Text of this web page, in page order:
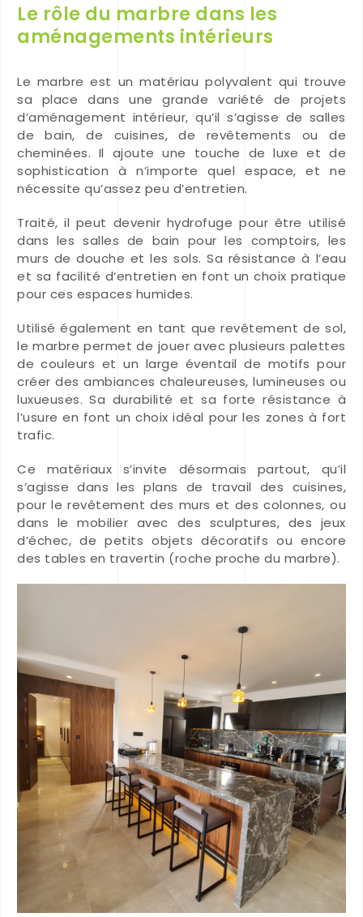
Le rôle du marbre dans les
aménagements intérieurs
Le marbre est un matériau polyvalent qui trouve
sa place dans une grande variété de projets
d’aménagement intérieur, qu’il s’agisse de salles
de bain, de cuisines, de revêtements ou de
cheminées. Il ajoute une touche de luxe et de
sophistication à n’importe quel espace, et ne
nécessite qu’assez peu d’entretien.
Traité, il peut devenir hydrofuge pour être utilisé
dans les salles de bain pour les comptoirs, les
murs de douche et les sols. Sa résistance à l’eau
et sa facilité d’entretien en font un choix pratique
pour ces espaces humides.
Utilisé également en tant que revêtement de sol,
le marbre permet de jouer avec plusieurs palettes
de couleurs et un large éventail de motifs pour
créer des ambiances chaleureuses, lumineuses ou
luxueuses. Sa durabilité et sa forte résistance à
l’usure en font un choix idéal pour les zones à fort
trafic.
Ce matériaux s’invite désormais partout, qu’il
s’agisse dans les plans de travail des cuisines,
pour le revêtement des murs et des colonnes, ou
dans le mobilier avec des sculptures, des jeux
d’échec, de petits objets décoratifs ou encore
des tables en travertin (roche proche du marbre).